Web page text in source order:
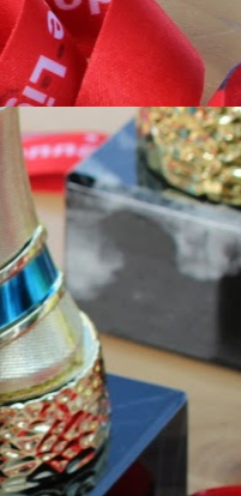
Facebook